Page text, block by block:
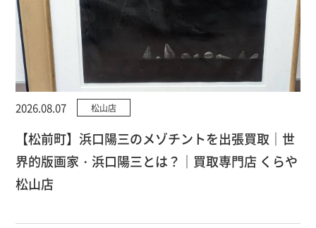
2026.08.07 松山店
【松前町】浜口陽三のメゾチントを出張買取｜世
界的版画家・浜口陽三とは？｜買取専門店 くらや
松山店